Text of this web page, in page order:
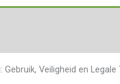
Gebruik, Veiligheid en Legale